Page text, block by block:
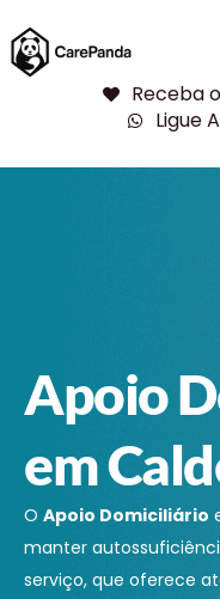
Receba
Ligue
Apoio
em
O Apoio Domiciliário
manter
serviço, que oferece